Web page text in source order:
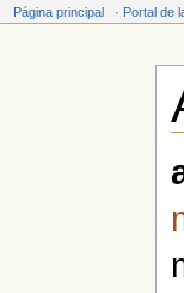
Página principal · Portal de